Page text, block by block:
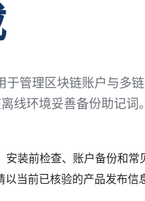
管理区块链账户与多链
线环境妥善备份助记词。
装前检查、账户备份和常
当前已核验的产品发布信